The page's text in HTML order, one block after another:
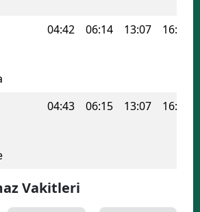
Yozgat
Bayburt
Batman
04:42 06:14 13:07 16:51
04:43 06:15 13:07 16:50
Vakitleri